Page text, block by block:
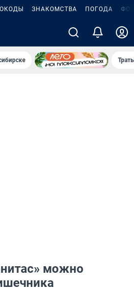
ЗНАКОМСТВА ПОГОДА
можно